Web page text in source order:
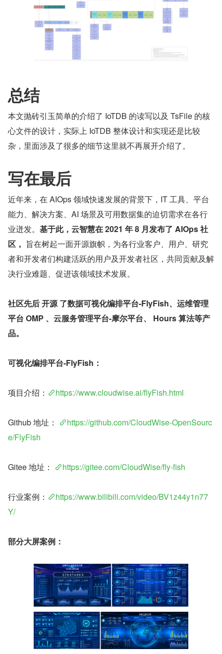
总结
本文抛砖引玉简单的介绍了 IoTDB 的读写以及 TsFile 的核
心文件的设计，实际上 IoTDB 整体设计和实现还是比较
杂，里面涉及了很多的细节这里就不再展开介绍了。
写在最后
近年来，在 AIOps 领域快速发展的背景下，IT 工具、平台
能力、解决方案、AI 场景及可用数据集的迫切需求在各行
业迸发。 基于此，云智慧在 2021 年 8 月发布了 AIOps 社
区， 旨在树起一面开源旗帜，为各行业客户、用户、研究
者和开发者们构建活跃的用户及开发者社区，共同贡献及解
决行业难题、促进该领域技术发展。
社区先后开源 了数据可视化编排平台-FlyFish、运维管理
平台 OMP 、云服务管理平台-摩尔平台、 Hours算法等产
品。
可视化编排平台-FlyFish：
项目介绍： https://www.cloudwise.ai/flyFish.html
Github 地址：
https://github.com/CloudWise-OpenSourc
e/FlyFish
Gitee 地址： https://gitee.com/CloudWise/fly-fish
行业案例：
https://www.bilibili.com/video/BV1z44y1n77
Y/
部分大屏案例：